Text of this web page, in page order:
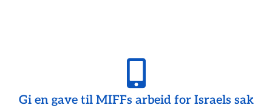
Gi en gave til MIFFs arbeid for Israels sak